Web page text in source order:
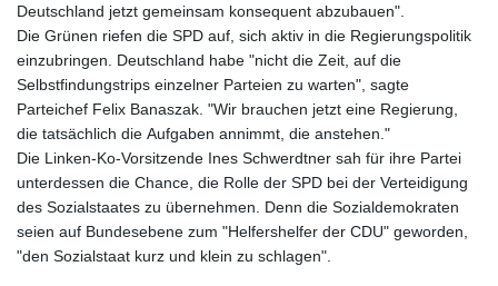
Deutschland jetzt gemeinsam konsequent abzubauen".
Die Grünen riefen die SPD auf, sich aktiv in die Regierungspolitik
einzubringen. Deutschland habe "nicht die Zeit, auf die
Selbstfindungstrips einzelner Parteien zu warten", sagte
Parteichef Felix Banaszak. "Wir brauchen jetzt eine Regierung,
die tatsächlich die Aufgaben annimmt, die anstehen."
Die Linken-Ko-Vorsitzende Ines Schwerdtner sah für ihre Partei
unterdessen die Chance, die Rolle der SPD bei der Verteidigung
des Sozialstaates zu übernehmen. Denn die Sozialdemokraten
seien auf Bundesebene zum "Helfershelfer der CDU" geworden,
"den Sozialstaat kurz und klein zu schlagen".